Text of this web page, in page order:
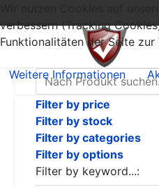
Filter by price
Filter by stock
Filter by categories
Filter by options
Filter by keyword...:
Wir nutzen Cookies auf
verbessern (Tracking
Funktionalitäten der Seite zur
Weitere Informationen